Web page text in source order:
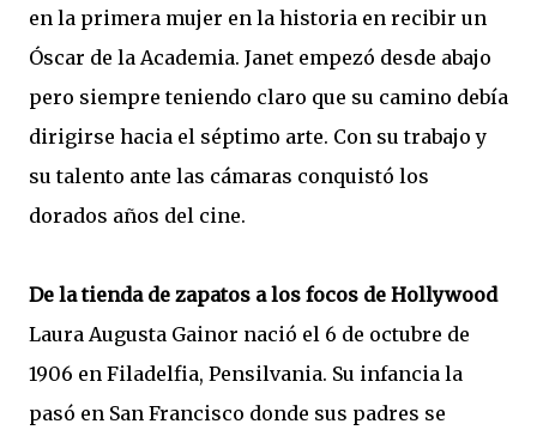
en la primera mujer en la historia en recibir un
Óscar de la Academia. Janet empezó desde abajo
pero siempre teniendo claro que su camino debía
dirigirse hacia el séptimo arte. Con su trabajo y
su talento ante las cámaras conquistó los
dorados años del cine.
De la tienda de zapatos a los focos de Hollywood
Laura Augusta Gainor nació el 6 de octubre de
1906 en Filadelfia, Pensilvania. Su infancia la
pasó en San Francisco donde sus padres se